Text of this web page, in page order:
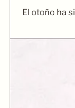
El otoño ha